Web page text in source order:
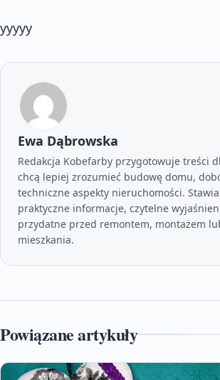
yyyyy
Ewa Dąbrowska
Redakcja Kobefarby przygotowuje treści
chcą lepiej zrozumieć budowę domu,
techniczne aspekty nieruchomości.
praktyczne informacje, czytelne
przydatne przed remontem, montażem
mieszkania.
Powiązane artykuły